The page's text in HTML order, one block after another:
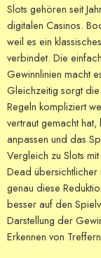
Slots gehören seit
digitalen Casinos.
weil es ein
verbindet. Die
Gewinnlinien macht
Gleichzeitig sorgt
Regeln kompliziert
vertraut gemacht
anpassen und das
Vergleich zu Slots
Dead
genau diese
besser auf den
Darstellung der
Erkennen von